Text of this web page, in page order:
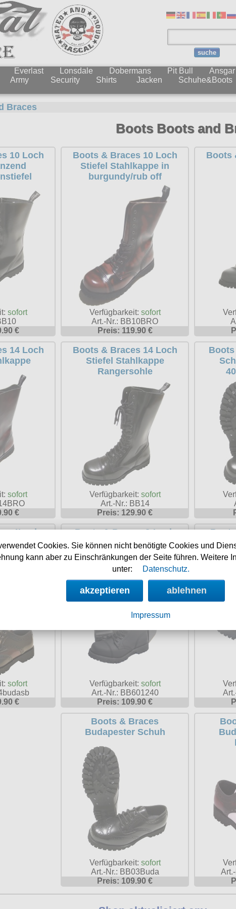
suche
Everlast Lonsdale Dobermans Pit Bull
Army Security Shirts Jacken Schuhe&Boots
Braces
Boots Boots and
10 Loch
sofort
€
Boots & Braces 10 Loch
Stiefel Stahlkappe in
burgundy/rub off
Verfügbarkeit: sofort
Art.-Nr.: BB10BRO
Preis: 119.90 €
Boots
14 Loch
sofort
€
Boots & Braces 14 Loch
Stiefel Stahlkappe
Rangersohle
Verfügbarkeit: sofort
Art.-Nr.: BB14
Preis: 129.90 €
4Loch
Schuh
sofort
€
Boots & Braces 8-Loch
BASIC Stahlkappenstiefel
Verfügbarkeit: sofort
Art.-Nr.: BB601240
Preis: 109.90 €
Boots & Braces
Budapester Schuh
Verfügbarkeit: sofort
Art.-Nr.: BB03Buda
Preis: 109.90 €
Cookies. Sie können nicht benötigte Cookies und
kann aber zu Einschränkungen der Seite führen. Weitere
unter:
Datenschutz.
akzeptieren ablehnen
Impressum